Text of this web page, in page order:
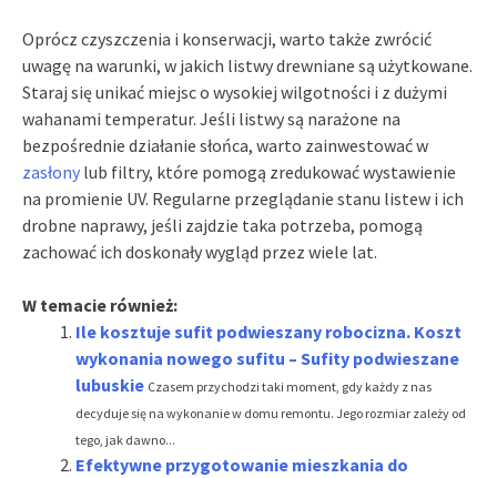
Oprócz czyszczenia i konserwacji, warto także zwrócić
uwagę na warunki, w jakich listwy drewniane są użytkowane.
Staraj się unikać miejsc o wysokiej wilgotności i z dużymi
wahanami temperatur. Jeśli listwy są narażone na
bezpośrednie działanie słońca, warto zainwestować w
zasłony lub filtry, które pomogą zredukować wystawienie
na promienie UV. Regularne przeglądanie stanu listew i ich
drobne naprawy, jeśli zajdzie taka potrzeba, pomogą
zachować ich doskonały wygląd przez wiele lat.
W temacie również:
Ile kosztuje sufit podwieszany robocizna. Koszt
wykonania nowego sufitu – Sufity podwieszane
lubuskie Czasem przychodzi taki moment, gdy każdy z nas
decyduje się na wykonanie w domu remontu. Jego rozmiar zależy od
tego, jak dawno...
Efektywne przygotowanie mieszkania do